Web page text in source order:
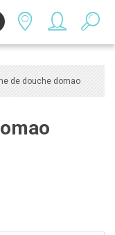
de douche domao